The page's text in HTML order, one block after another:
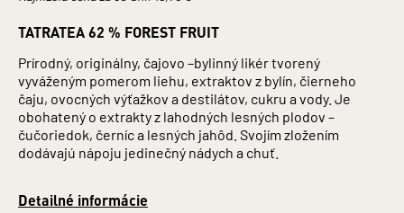
TATRATEA 62 % FOREST FRUIT
Prírodný, originálny, čajovo –bylinný likér tvorený
vyváženým pomerom liehu, extraktov z bylín, čierneho
čaju, ovocných výťažkov a destilátov, cukru a vody. Je
obohatený o extrakty z lahodných lesných plodov –
čučoriedok, černíc a lesných jahôd. Svojím zložením
dodávajú nápoju jedinečný nádych a chuť.
Detailné informácie